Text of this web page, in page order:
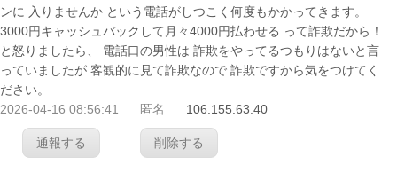
ンに 入りませんか という電話がしつこく何度もかかってきます。
3000円キャッシュバックして月々4000円払わせる って詐欺だから！
と怒りましたら、 電話口の男性は 詐欺をやってるつもりはないと言
っていましたが 客観的に見て詐欺なので 詐欺ですから気をつけてく
ださい。
2026-04-16 08:56:41
匿名 106.155.63.40
通報する 削除する